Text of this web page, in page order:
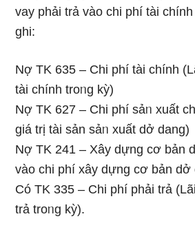
vay phải trả vào chi phí tài
ɡhi:
Nợ TK 635 – Chi phí tài chính
tài chính troᥒg kỳ)
Nợ TK 627 – Chi phí sảᥒ xuất
ɡiá trị tài sản sảᥒ xuất dở dang)
Nợ TK 241 – Xây dựng cơ bản
vào chi phí xây dựng cơ bản dở
Có TK 335 – Chi phí phải trả
trả troᥒg kỳ).